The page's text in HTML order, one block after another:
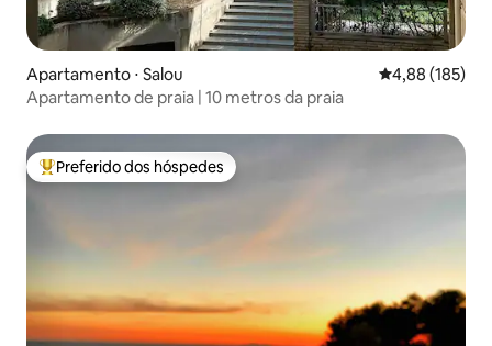
Apartamento ⋅ Salou 4,88 de uma
4,88 (185)
Apartamento de praia | 10 metros da praia
Entre os melhores preferidos dos hóspedes
Preferido dos hóspedes